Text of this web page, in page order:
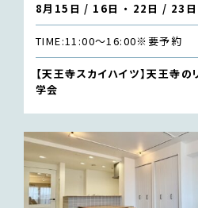
8月15日 / 16日 ・ 22日 / 23日
TIME:11:00〜16:00※要予約
【天王寺スカイハイツ】天王寺
学会